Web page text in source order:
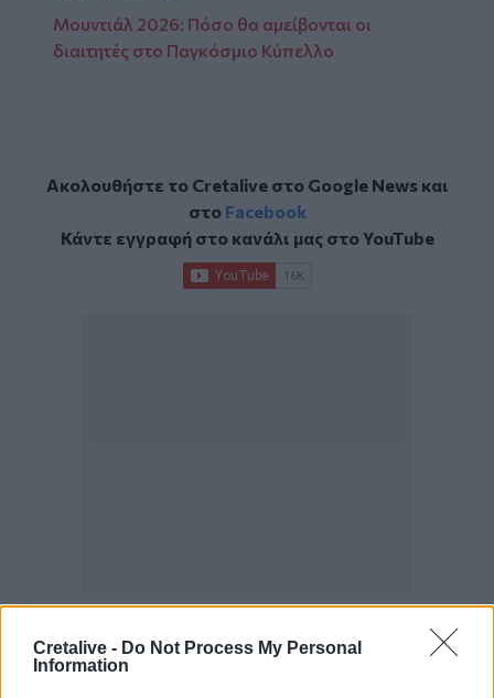
Cretalive - Do Not Process My Personal
Information
Μουντιάλ 2026: Πόσο θα αμείβονται οι
διαιτητές στο Παγκόσμιο Κύπελλο
Ακολουθήστε το Cretalive στο Google Newsκαι
στο Facebook
Κάντε εγγραφή στο κανάλι μας στοYouTube
ΣΧΕΤΙΚΆ TAGS